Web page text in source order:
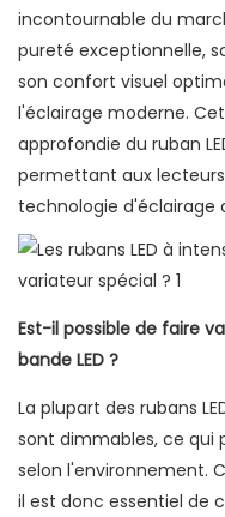
incontournable du
pureté exceptionnelle,
son confort visuel
l'éclairage moderne.
approfondie du ruban
permettant aux
technologie d'éclairage
Est-il possible de faire
bande LED ?
La plupart des rubans
sont dimmables, ce qui
selon l'environnement.
il est donc essentiel de